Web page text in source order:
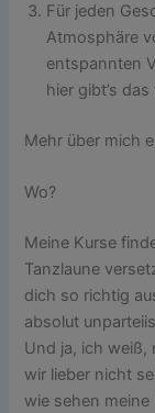
Für jeden
Atmosphäre
entspannten
hier gibt’s
Mehr über mich
Wo?
Meine Kurse
Tanzlaune
dich so richtig
absolut
Und ja, ich weiß,
wir lieber nicht
wie sehen meine